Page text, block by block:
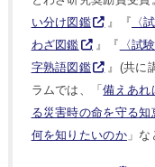
い分け図鑑
』『 〈
わざ図鑑
』『
〈試
字熟語図鑑
』(共に
ラムでは、「備えあれ
る災害時の命を守る知
何を知りたいのか」な